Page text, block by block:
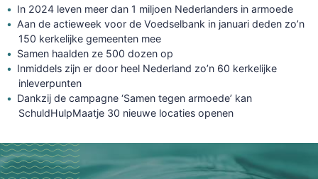
In 2024 leven meer dan 1 miljoen Nederlanders in armoede
Aan de actieweek voor de Voedselbank in januari deden zo’n
150 kerkelijke gemeenten mee
Samen haalden ze 500 dozen op
Inmiddels zijn er door heel Nederland zo’n 60 kerkelijke
inleverpunten
Dankzij de campagne ‘Samen tegen armoede’ kan
SchuldHulpMaatje 30 nieuwe locaties openen